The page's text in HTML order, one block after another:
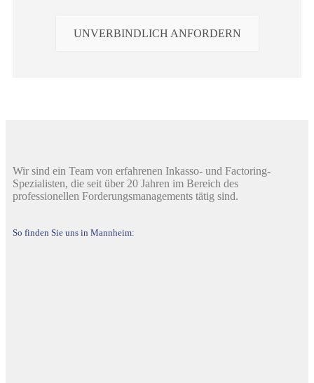
UNVERBINDLICH ANFORDERN
Wir sind ein Team von erfahrenen Inkasso- und Factoring-
Spezialisten, die seit über 20 Jahren im Bereich des
professionellen Forderungsmanagements tätig sind.
So finden Sie uns in Mannheim: